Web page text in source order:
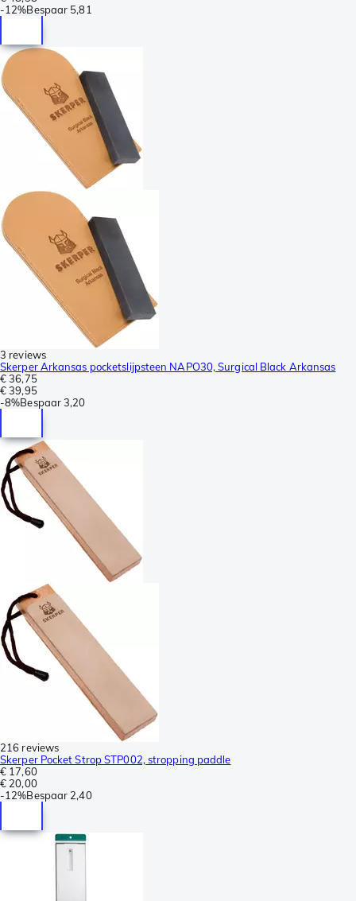
-12%Bespaar 5,81
3 reviews
Skerper Arkansas pocketslijpsteen NAPO30, Surgical Black Arkansas
€ 36,75
€ 39,95
-8%Bespaar3,20
216 reviews
Skerper Pocket Strop STP002, stropping paddle
€ 17,60
€ 20,00
-12%Bespaar 2,40